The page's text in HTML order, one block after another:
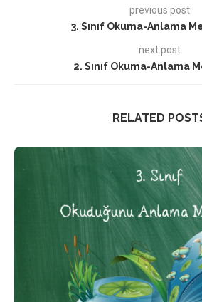
previous post
3. Sınıf Okuma-Anlama
next post
2. Sınıf Okuma-Anlama
RELATED